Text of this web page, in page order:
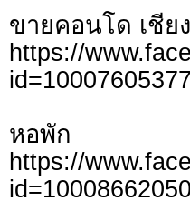
ขายคอนโด เชีย
https://
หอพัก
https://